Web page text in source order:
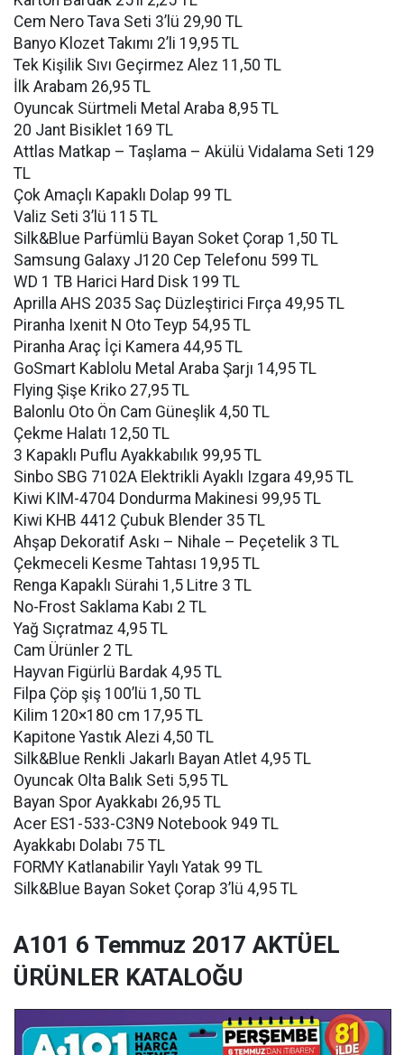
Cem Nero Tava Seti 3’lü 29,90 TL
Banyo Klozet Takımı 2’li 19,95 TL
Tek Kişilik Sıvı Geçirmez Alez 11,50 TL
İlk Arabam 26,95 TL
Oyuncak Sürtmeli Metal Araba 8,95 TL
20 Jant Bisiklet 169 TL
Attlas Matkap – Taşlama – Akülü Vidalama Seti 129
TL
Çok Amaçlı Kapaklı Dolap 99 TL
Valiz Seti 3’lü 115 TL
Silk&Blue Parfümlü Bayan Soket Çorap 1,50 TL
Samsung Galaxy J120 Cep Telefonu 599 TL
WD 1 TB Harici Hard Disk 199 TL
Aprilla AHS 2035 Saç Düzleştirici Fırça 49,95 TL
Piranha Ixenit N Oto Teyp 54,95 TL
Piranha Araç İçi Kamera 44,95 TL
GoSmart Kablolu Metal Araba Şarjı 14,95 TL
Flying Şişe Kriko 27,95 TL
Balonlu Oto Ön Cam Güneşlik 4,50 TL
Çekme Halatı 12,50 TL
3 Kapaklı Puflu Ayakkabılık 99,95 TL
Sinbo SBG 7102A Elektrikli Ayaklı Izgara 49,95 TL
Kiwi KIM-4704 Dondurma Makinesi 99,95 TL
Kiwi KHB 4412 Çubuk Blender 35 TL
Ahşap Dekoratif Askı – Nihale – Peçetelik 3 TL
Çekmeceli Kesme Tahtası 19,95 TL
Renga Kapaklı Sürahi 1,5 Litre 3 TL
No-Frost Saklama Kabı 2 TL
Yağ Sıçratmaz 4,95 TL
Cam Ürünler 2 TL
Hayvan Figürlü Bardak 4,95 TL
Filpa Çöp şiş 100’lü 1,50 TL
Kilim 120×180 cm 17,95 TL
Kapitone Yastık Alezi 4,50 TL
Silk&Blue Renkli Jakarlı Bayan Atlet 4,95 TL
Oyuncak Olta Balık Seti 5,95 TL
Bayan Spor Ayakkabı 26,95 TL
Acer ES1-533-C3N9 Notebook 949 TL
Ayakkabı Dolabı 75 TL
FORMY Katlanabilir Yaylı Yatak 99 TL
Silk&Blue Bayan Soket Çorap 3’lü 4,95 TL
A101 6 Temmuz 2017 AKTÜEL
ÜRÜNLER KATALOĞU